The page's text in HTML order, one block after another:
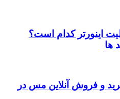
اینورتر کدام است؟
ها
و فروش آنلاین مس در